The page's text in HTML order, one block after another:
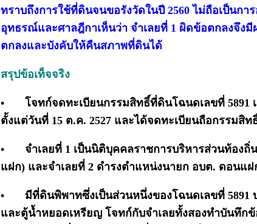
ทราบถึงการใช้ที่ดินจนขอรังวัดในปี 2560 ไม่ถือเป็นกา
อุทธรณ์และศาลฎีกาเห็นว่า จำเลยที่ 1 ผิดข้อตกลงจึง
ตกลงและบังคับให้คืนสภาพที่ดินได้
สรุปข้อเท็จจริง
•
โจทก์จดทะเบียนกรรมสิทธิ์ที่ดินโฉนดเลขที่ 5891
ตั้งแต่วันที่ 15 ต.ค. 2527 และได้จดทะเบียนถือกรรมสิทธิ์
•
จำเลยที่ 1 เป็นนิติบุคคลราชการบริหารส่วนท้องถิ่
แฝก) และจำเลยที่ 2 ดำรงตำแหน่งนายก อบต. ดอนแฝ
•
มีที่ดินพิพาทซึ่งเป็นส่วนหนึ่งของโฉนดเลขที่ 5891
และตู้น้ำหยอดเหรียญ โจทก์กับจำเลยทั้งสองทำบันทึกข้